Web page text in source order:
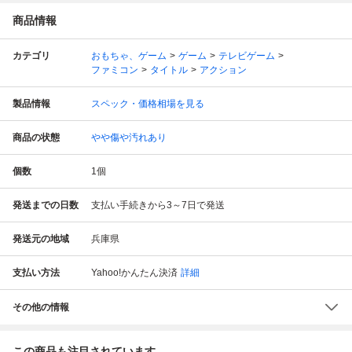
商品情報
カテゴリ おもちゃ、ゲーム ゲーム
テレビゲーム
ファミコン
タイトル アクション
製品情報 スペック・価格相場を見る
商品の状態 やや傷や汚れあり
個数 1個
発送までの日数 支払い手続きから3～7日で発送
発送元の地域 兵庫県
支払い方法 Yahoo!かんたん決済 詳細
その他の情報